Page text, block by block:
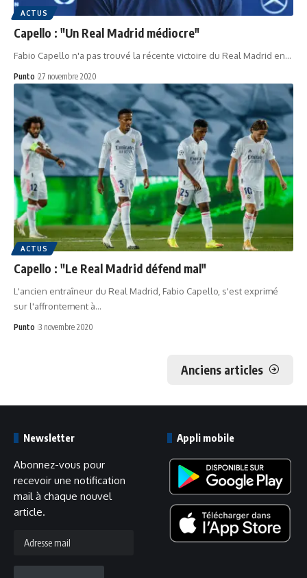
ACTUS
Capello : "Un Real Madrid médiocre"
Fabio Capello n'a pas trouvé la récente victoire du Real Madrid en…
Punto 27 novembre 2020
ACTUS
Capello : "Le Real Madrid défend mal"
L'ancien entraîneur du Real Madrid, Fabio Capello, s'est exprimé
sur l'affrontement à…
Punto 3 novembre 2020
Anciens articles
Newsletter
Abonnez-vous pour
recevoir une notification
mail à chaque nouvel
article.
mail
Appli mobile